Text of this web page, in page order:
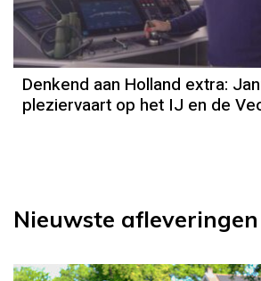
Denkend aan Holland extra:
pleziervaart op het IJ en de
Nieuwste afleveringen